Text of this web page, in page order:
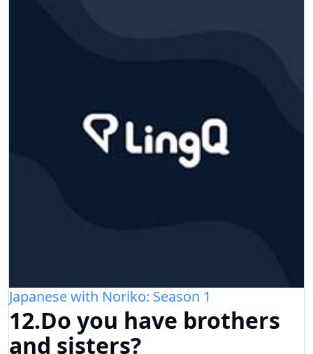
Japanese with Noriko: Season 1
12.Do you have brothers
and sisters?